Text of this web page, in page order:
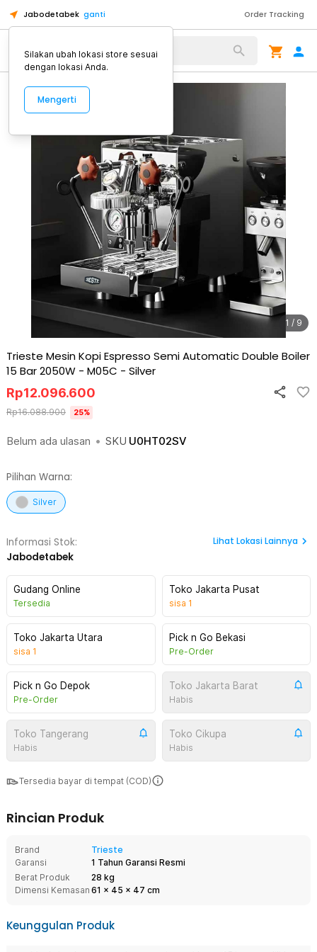
Jabodetabek ganti Order Tracking
Alat Kopi
1 / 9
Trieste Mesin Kopi Espresso Semi Automatic Double Boiler
15 Bar 2050W - M05C - Silver
Belum ada ulasan • SKU U0HT02SV
Rp12.096.600
Rp16.088.900 25%
Pilihan Warna:
Silver
Informasi Stok:
Jabodetabek
Lihat Lokasi Lainnya
Gudang Online
Tersedia
Toko Jakarta Pusat
sisa 1
Toko Jakarta Utara
sisa 1
Pick n Go Bekasi
Pre-Order
Pick n Go Depok
Pre-Order
Toko Jakarta Barat
Habis
Toko Tangerang
Habis
Toko Cikupa
Habis
Tersedia bayar di tempat (COD)
Rincian Produk
Brand
Trieste
Garansi
1 Tahun Garansi Resmi
Berat Produk
28 kg
Dimensi Kemasan 61 x 45 x 47 cm
Keunggulan Produk
Silakan ubah lokasi store sesuai
dengan lokasi Anda.
Mengerti